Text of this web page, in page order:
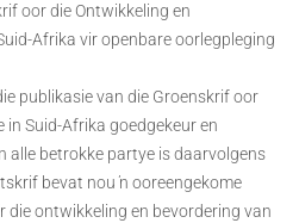
oor die Ontwikkeling en
Afrika vir openbare oorlegpleging
publikasie van die Groenskrif oor
in Suid-Afrika goedgekeur en
alle betrokke partye is daarvolgens
bevat nou ŉ ooreengekome
die ontwikkeling en bevordering van